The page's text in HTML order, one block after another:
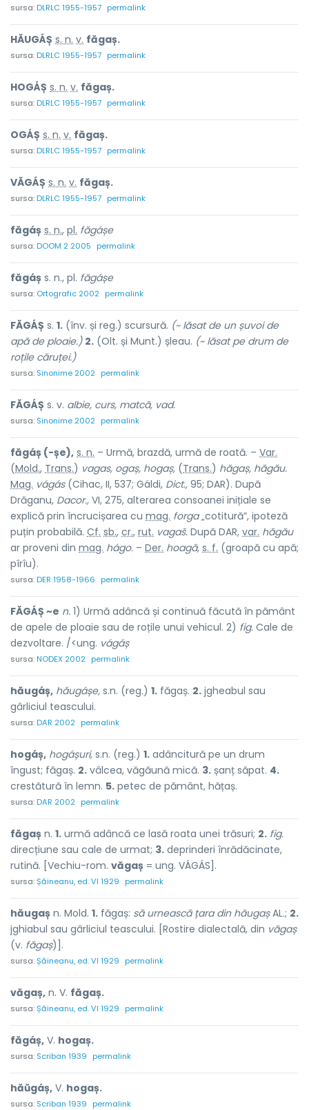
sursa:DLRLC 1955-1957 permalink
HĂUGÁȘ s. n. v. făgaș.
sursa:DLRLC 1955-1957 permalink
HOGÁȘ s. n. v. făgaș.
sursa:DLRLC 1955-1957 permalink
OGÁȘ s. n. v. făgaș.
sursa:DLRLC 1955-1957 permalink
VĂGÁȘ s. n. v. făgaș.
sursa:DLRLC 1955-1957 permalink
făgáș s. n., pl. făgáșe
sursa:DOOM 2 2005 permalink
făgáș s. n., pl. făgáșe
sursa: Ortografic 2002 permalink
FĂGÁȘ s. 1. (înv. și reg.) scursură. (~ lăsat de un șuvoi de
apă de ploaie.) 2. (Olt. și Munt.) șleau. (~ lăsat pe drum de
roțile căruței.)
sursa: Sinonime 2002 permalink
FĂGÁȘ s. v. albie, curs, matcă, vad.
sursa: Sinonime 2002 permalink
făgáș (-șe), s. n. – Urmă, brazdă, urmă de roată. – Var.
(Mold., Trans.) vagas, ogaș, hogaș, (Trans.) hăgaș, hăgău.
Mag. vágás(Cihac, II, 537; Gáldi, Dict., 95; DAR). După
Drăganu, Dacor., VI, 275, alterarea consoanei inițiale se
explică prin încrucișarea cu mag. forga„cotitură”, ipoteză
puțin probabilă. Cf. sb., cr., rut. vagaš. După DAR, var. hăgău
ar proveni din mag. hágo. – Der. hoagă, s. f. (groapă cu apă;
pîrîu).
sursa:DER 1958-1966 permalink
FĂGÁȘ ~e n. 1) Urmă adâncă și continuă făcută în pământ
de apele de ploaie sau de roțile unui vehicul. 2) fig. Cale de
dezvoltare. /<ung. vágáș
sursa:NODEX 2002 permalink
hăugáș, hăugáșe, s.n. (reg.) 1. făgaș. 2. jgheabul sau
gârliciul teascului.
sursa:DAR 2002 permalink
hogáș, hogáșuri, s.n. (reg.) 1. adâncitură pe un drum
îngust; făgaș. 2. vâlcea, văgăună mică. 3. șanț săpat. 4.
crestătură în lemn. 5. petec de pământ, hățaș.
sursa:DAR 2002 permalink
făgaș n. 1. urmă adâncă ce lasă roata unei trăsuri; 2. fig.
direcțiune sau cale de urmat; 3. deprinderi înrădăcinate,
rutină. [Vechiu-rom. văgaș = ung. VÁGÁS].
sursa:Șăineanu, ed. VI 1929 permalink
hăugaș n. Mold. 1. făgaș: să urnească țara din hăugașAL.; 2.
jghiabul sau gârliciul teascului. [Rostire dialectală, din văgaș
(v. făgaș)].
sursa:Șăineanu, ed. VI 1929 permalink
văgaș, n. V. făgaș.
sursa:Șăineanu, ed. VI 1929 permalink
făgáș, V. hogaș.
sursa: Scriban 1939 permalink
hăŭgáș, V. hogaș.
sursa: Scriban 1939 permalink